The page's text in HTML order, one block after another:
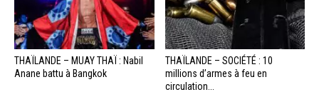
THAÏLANDE – MUAY THAÏ : Nabil
Anane battu à Bangkok
THAÏLANDE – SOCIÉTÉ : 10
millions d’armes à feu en
circulation...